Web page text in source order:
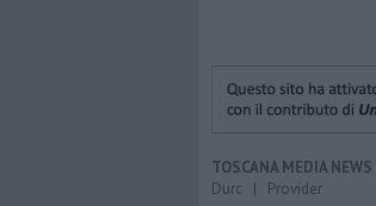
TOSCANA MEDIA NEWS
Durc | Provider